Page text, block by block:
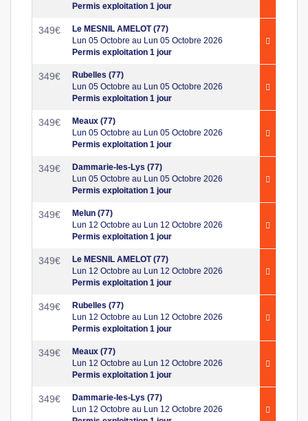
Permis exploitation 1 jour
349€
Le MESNIL AMELOT (77)
Lun 05 Octobre au Lun 05 Octobre 2026
Permis exploitation 1 jour
349€
Rubelles (77)
Lun 05 Octobre au Lun 05 Octobre 2026
Permis exploitation 1 jour
349€
Meaux (77)
Lun 05 Octobre au Lun 05 Octobre 2026
Permis exploitation 1 jour
349€
Dammarie-les-Lys (77)
Lun 05 Octobre au Lun 05 Octobre 2026
Permis exploitation 1 jour
349€
Melun (77)
Lun 12 Octobre au Lun 12 Octobre 2026
Permis exploitation 1 jour
349€
Le MESNIL AMELOT (77)
Lun 12 Octobre au Lun 12 Octobre 2026
Permis exploitation 1 jour
349€
Rubelles (77)
Lun 12 Octobre au Lun 12 Octobre 2026
Permis exploitation 1 jour
349€
Meaux (77)
Lun 12 Octobre au Lun 12 Octobre 2026
Permis exploitation 1 jour
349€
Dammarie-les-Lys (77)
Lun 12 Octobre au Lun 12 Octobre 2026